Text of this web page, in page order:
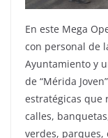
En este Mega
con personal de
Ayuntamiento y
de “Mérida
estratégicas que
calles,
verdes, parques,